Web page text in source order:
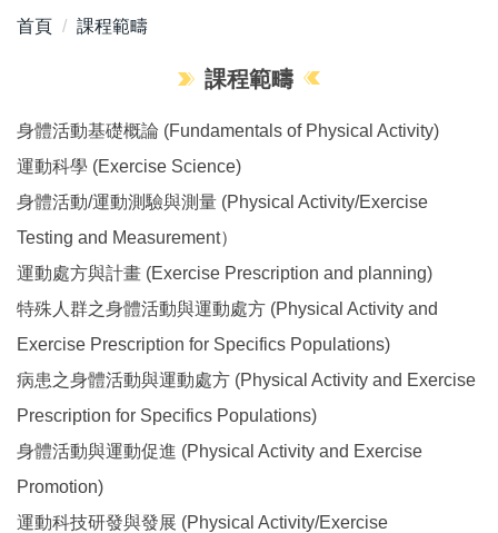
首頁 課程範疇
課程範疇
身體活動基礎概論 (Fundamentals of Physical Activity)
運動科學 (Exercise Science)
身體活動/運動測驗與測量 (Physical Activity/Exercise
Testing and Measurement）
運動處方與計畫 (Exercise Prescription and planning)
特殊人群之身體活動與運動處方 (Physical Activity and
Exercise Prescription for Specifics Populations)
病患之身體活動與運動處方 (Physical Activity and Exercise
Prescription for Specifics Populations)
身體活動與運動促進 (Physical Activity and Exercise
Promotion)
運動科技研發與發展 (Physical Activity/Exercise